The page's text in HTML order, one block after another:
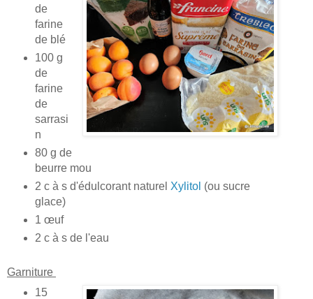
de
farine
de blé
100 g
de
farine
de
sarrasi
n
80 g de
beurre mou
2 c à s d'édulcorant naturel Xylitol (ou sucre
glace)
1 œuf
2 c à s de l'eau
Garniture
15